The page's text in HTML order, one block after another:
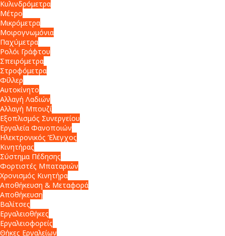
Κυλινδρόμετρα
Μέτρο
Μικρόμετρα
Μοιρογνωμόνια
Παχύμετρα
Ρολόι Γράφτου
Σπειρόμετρα
Στροφόμετρα
Φίλλερ
Αυτοκίνητο
Αλλαγή Λαδιών
Αλλαγή Μπουζί
Εξοπλισμός Συνεργείου
Εργαλεία Φανοποιών
Ηλεκτρονικός Έλεγχος
Κινητήρας
Σύστημα Πέδησης
Φορτιστές Μπαταριών
Χρονισμός Κινητήρα
Αποθήκευση & Μεταφορά
Αποθήκευση
Βαλίτσες
Εργαλειοθήκες
Εργαλειοφορείς
Θήκες Εργαλείων